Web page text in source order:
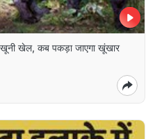
खेल, कब पकड़ा जाएगा खूंखार